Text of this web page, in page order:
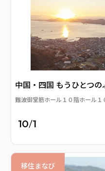
中国・四国 もうひとつ
難波御堂筋ホール１０階ホール１
10/1
移住まなび